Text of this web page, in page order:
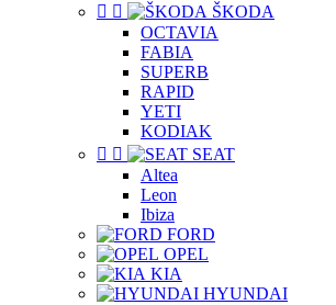
 
ŠKODA
OCTAVIA
FABIA
SUPERB
RAPID
YETI
KODIAK
 
SEAT
Altea
Leon
Ibiza
FORD
OPEL
KIA
HYUNDAI